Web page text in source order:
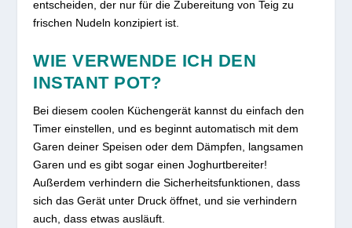
entscheiden, der nur für die Zubereitung von Teig zu
frischen Nudeln konzipiert ist.
WIE VERWENDE ICH DEN
INSTANT POT?
Bei diesem coolen Küchengerät kannst du einfach den
Timer einstellen, und es beginnt automatisch mit dem
Garen deiner Speisen oder dem Dämpfen, langsamen
Garen und es gibt sogar einen Joghurtbereiter!
Außerdem verhindern die Sicherheitsfunktionen, dass
sich das Gerät unter Druck öffnet, und sie verhindern
auch, dass etwas ausläuft.